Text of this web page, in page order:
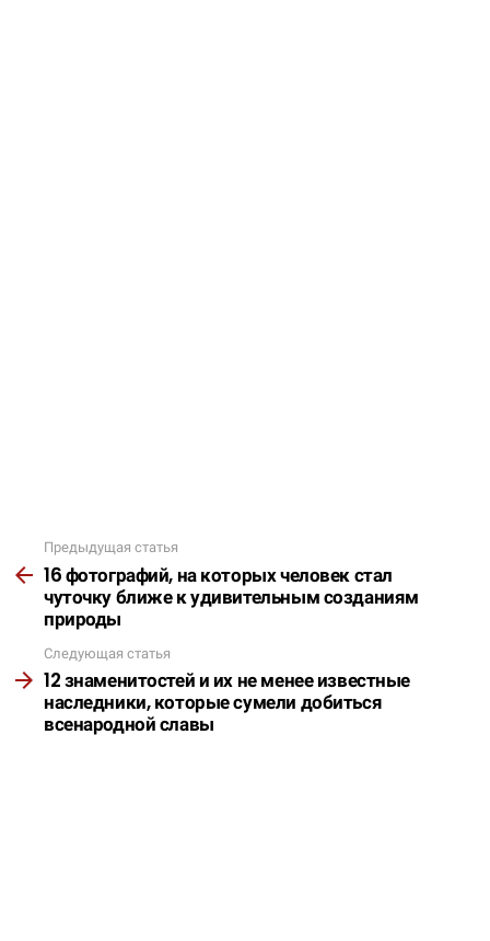
Подробнее
Предыдущая статья
16 фотографий, на которых человек стал
чуточку ближе к удивительным созданиям
природы
Следующая статья
12 знаменитостей и их не менее известные
наследники, которые сумели добиться
всенародной славы